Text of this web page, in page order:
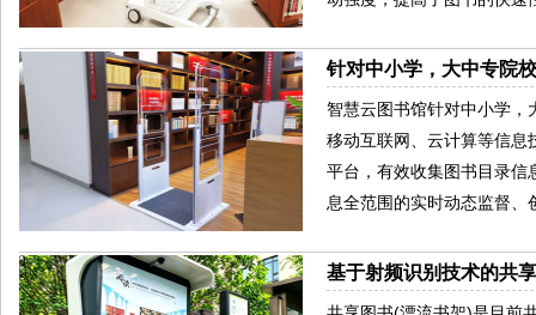
针对中小学，大中专院
智慧云图书馆针对中小学，
移动互联网、云计算等信息
平台，有效收集图书目录信
息全范围的实时动态监督、
基于射频识别技术的共